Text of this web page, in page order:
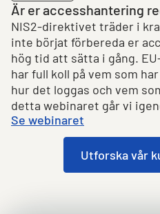
Är er accesshantering
NIS2-direktivet träder i
inte börjat förbereda er
hög tid att sätta i gång.
har full koll på vem som
hur det loggas och vem
detta webinaret går vi
Se webinaret
Utforska vår